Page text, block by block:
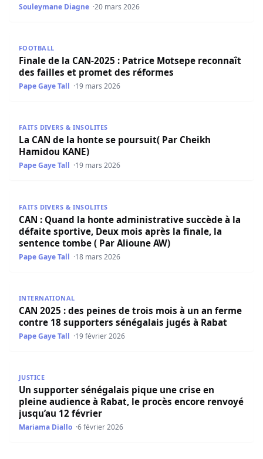
Souleymane Diagne 20 mars 2026
FOOTBALL
Finale de la CAN-2025 : Patrice Motsepe reconnaît
des failles et promet des réformes
Pape Gaye Tall 19 mars 2026
FAITS DIVERS & INSOLITES
La CAN de la honte se poursuit( Par Cheikh
Hamidou KANE)
Pape Gaye Tall 19 mars 2026
FAITS DIVERS & INSOLITES
CAN : Quand la honte administrative succède à la
défaite sportive, Deux mois après la finale, la
sentence tombe ( Par Alioune AW)
Pape Gaye Tall 18 mars 2026
INTERNATIONAL
CAN 2025 : des peines de trois mois à un an ferme
contre 18 supporters sénégalais jugés à Rabat
Pape Gaye Tall 19 février 2026
JUSTICE
Un supporter sénégalais pique une crise en
pleine audience à Rabat, le procès encore renvoyé
jusqu’au 12 février
Mariama Diallo 6 février 2026